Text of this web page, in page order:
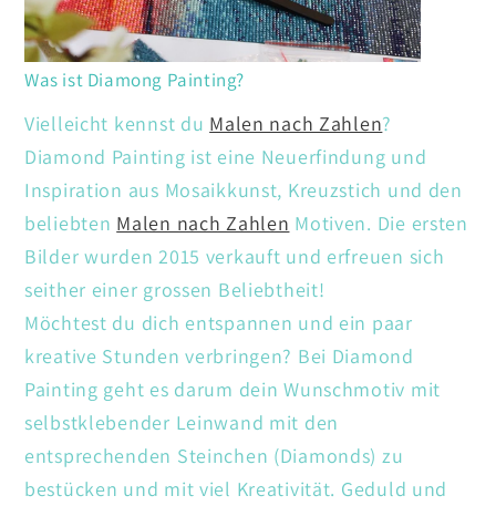
Was ist Diamong Painting?
Vielleicht kennst du Malen nach Zahlen?
Diamond Painting ist eine Neuerfindung und
Inspiration aus Mosaikkunst, Kreuzstich und den
beliebten Malen nach Zahlen Motiven. Die ersten
Bilder wurden 2015 verkauft und erfreuen sich
seither einer grossen Beliebtheit!
Möchtest du dich entspannen und ein paar
kreative Stunden verbringen? Bei Diamond
Painting geht es darum dein Wunschmotiv mit
selbstklebender Leinwand mit den
entsprechenden Steinchen (Diamonds) zu
bestücken und mit viel Kreativität. Geduld und